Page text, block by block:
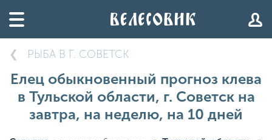
РЫБА В Г. СОВЕТСК
Елец обыкновенный прогноз клева
в Тульской области, г. Советск на
завтра, на неделю, на 10 дней